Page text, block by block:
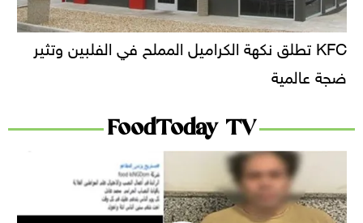
KFC تطلق نكهة الكراميل المملح في الفلبين وتثير
ضجة عالمية
FoodToday TV